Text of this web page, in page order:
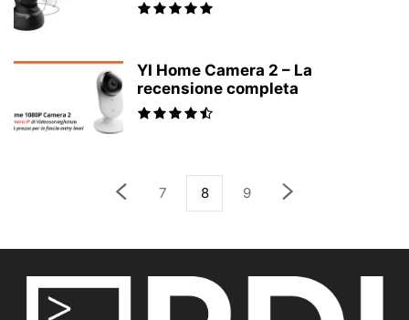
YI Home Camera 2 – La
recensione completa
7 8 9